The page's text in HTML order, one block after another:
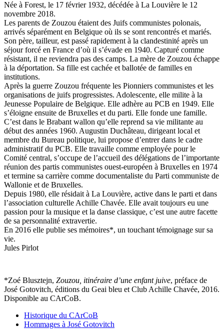
Née à Forest, le 17 février 1932, décédée à La Louvière le 12
novembre 2018.
Les parents de Zouzou étaient des Juifs communistes polonais,
arrivés séparément en Belgique où ils se sont rencontrés et mariés.
Son père, tailleur, est passé rapidement à la clandestinité après un
séjour forcé en France d’où il s’évade en 1940. Capturé comme
résistant, il ne reviendra pas des camps. La mère de Zouzou échappe
à la déportation. Sa fille est cachée et ballotée de familles en
institutions.
Après la guerre Zouzou fréquente les Pionniers communistes et les
organisations de juifs progressistes. Adolescente, elle milite à la
Jeunesse Populaire de Belgique. Elle adhère au PCB en 1949. Elle
s’éloigne ensuite de Bruxelles et du parti. Elle fonde une famille.
C’est dans le Brabant wallon qu’elle reprend sa vie militante au
début des années 1960. Augustin Duchâteau, dirigeant local et
membre du Bureau politique, lui propose d’entrer dans le cadre
administratif du PCB. Elle travaille comme employée pour le
Comité central, s’occupe de l’accueil des délégations de l’importante
réunion des partis communistes ouest-européen à Bruxelles en 1974
et termine sa carrière comme documentaliste du Parti communiste de
Wallonie et de Bruxelles.
Depuis 1980, elle résidait à La Louvière, active dans le parti et dans
l’association culturelle Achille Chavée. Elle avait toujours eu une
passion pour la musique et la danse classique, c’est une autre facette
de sa personnalité extravertie.
En 2016 elle publie ses mémoires*, un touchant témoignage sur sa
vie.
Jules Pirlot
*Zoé Blusztejn, Zouzou, itinéraire d’une enfant juive, préface de
José Gotovitch, éditions du Geai bleu et Club Achille Chavée, 2016.
Disponible au CArCoB.
Historique du CArCoB
Hommages à José Gotovitch